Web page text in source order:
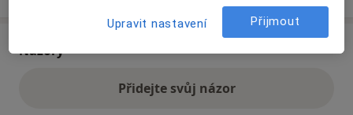
Názory
Přidejte svůj názor
Upravit nastavení Přijmout